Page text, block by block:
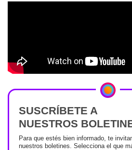
SUSCRÍBETE A
NUESTROS
Para que estés bien informado, te
nuestros boletines. Selecciona el que